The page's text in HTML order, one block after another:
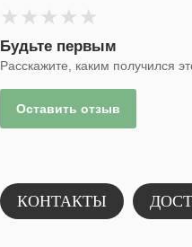
★ ★ ★ ★ ★
Будьте первым
Расскажите, каким получился
Оставить отзыв
КОНТАКТЫ